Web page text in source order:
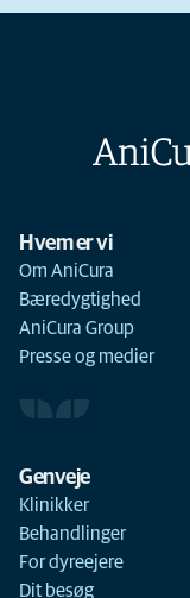
Hvem er vi
Om AniCura
Bæredygtighed
AniCura Group
Presse og medier
Genveje
Klinikker
Behandlinger
For dyreejere
Dit besøg